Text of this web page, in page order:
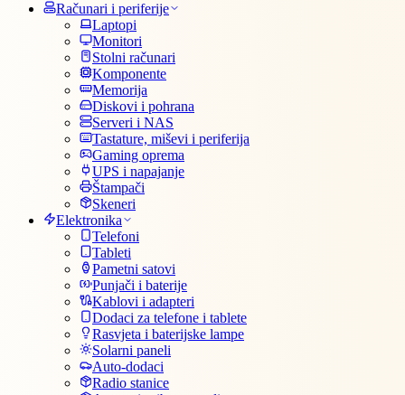
Računari i periferije
Laptopi
Monitori
Stolni računari
Komponente
Memorija
Diskovi i pohrana
Serveri i NAS
Tastature, miševi i periferija
Gaming oprema
UPS i napajanje
Štampači
Skeneri
Elektronika
Telefoni
Tableti
Pametni satovi
Punjači i baterije
Kablovi i adapteri
Dodaci za telefone i tablete
Rasvjeta i baterijske lampe
Solarni paneli
Auto-dodaci
Radio stanice